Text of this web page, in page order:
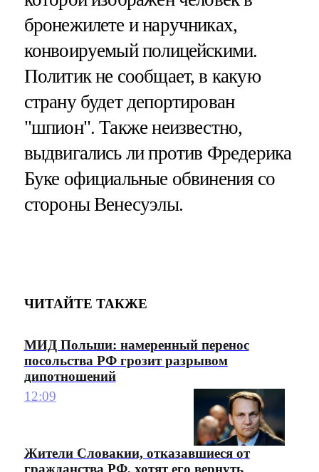
бронежилете и наручниках,
конвоируемый полицейскими.
Политик не сообщает, в какую
страну будет депортирован
"шпион". Также неизвестно,
выдвигались ли против Фредерика
Буке официальные обвинения со
стороны Венесуэлы.
ЧИТАЙТЕ ТАКЖЕ
МИД Польши: намеренный перенос
посольства РФ грозит разрывом
дипотношений
12:09
Жители Словакии, отказавшиеся от